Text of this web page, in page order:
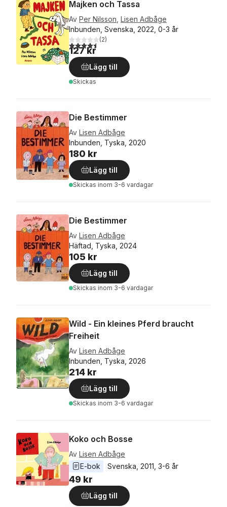
Majken och Tassa
Av Per Nilsson Lisen Adbåge
Inbunden, Svenska, 2022, 0-3 år
4,5utav 5 stjärnor. Totalt antal röster:
(2)
127 kr
Lägg till
Skickas
Die Bestimmer
Av Lisen Adbåge
Inbunden, Tyska, 2020
180 kr
Lägg till
Skickas inom 3-6 vardagar
Die Bestimmer
Av Lisen Adbåge
Häftad, Tyska, 2024
105 kr
Lägg till
Skickas inom 3-6 vardagar
Wild - Ein kleines Pferd braucht
Freiheit
Av Lisen Adbåge
Inbunden, Tyska, 2026
214 kr
Lägg till
Skickas inom 3-6 vardagar
Koko och Bosse
Av Lisen Adbåge
E-bok
Svenska 2011 3-6 år
49 kr
Lägg till